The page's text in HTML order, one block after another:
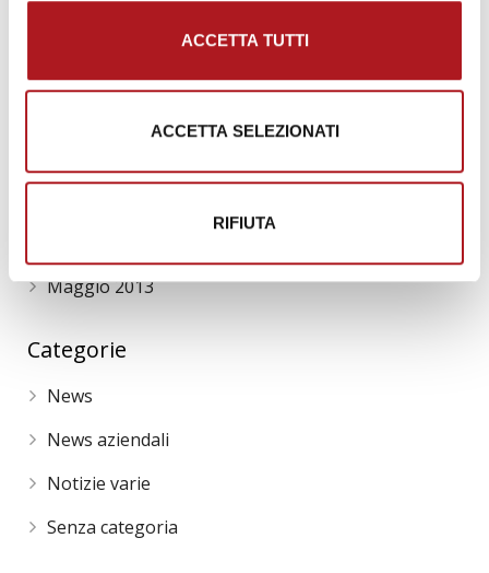
ACCETTA TUTTI
ACCETTA SELEZIONATI
RIFIUTA
Maggio 2013
Categorie
News
News aziendali
Notizie varie
Senza categoria